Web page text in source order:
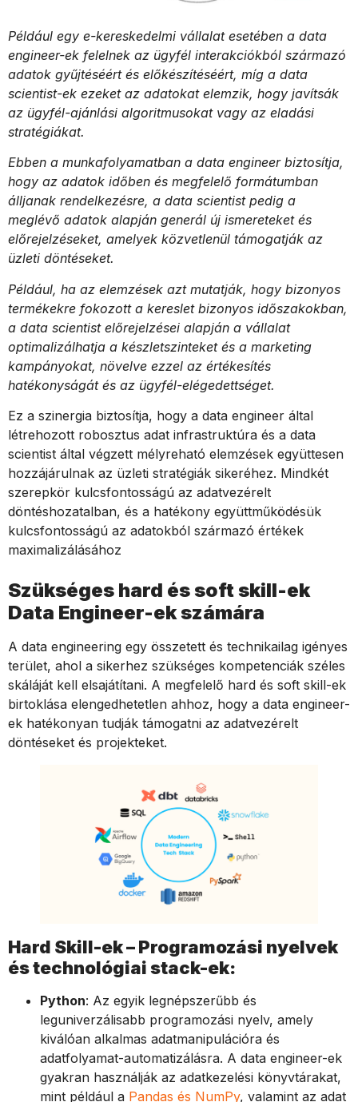
Például egy e-kereskedelmi vállalat esetében a data
engineer-ek felelnek az ügyfél interakciókból származó
adatok gyűjtéséért és előkészítéséért, míg a data
scientist-ek ezeket az adatokat elemzik, hogy javítsák
az ügyfél-ajánlási algoritmusokat vagy az eladási
stratégiákat.
Ebben a munkafolyamatban a data engineer biztosítja,
hogy az adatok időben és megfelelő formátumban
álljanak rendelkezésre, a data scientist pedig a
meglévő adatok alapján generál új ismereteket és
előrejelzéseket, amelyek közvetlenül támogatják az
üzleti döntéseket.
Például, ha az elemzések azt mutatják, hogy bizonyos
termékekre fokozott a kereslet bizonyos időszakokban,
a data scientist előrejelzései alapján a vállalat
optimalizálhatja a készletszinteket és a marketing
kampányokat, növelve ezzel az értékesítés
hatékonyságát és az ügyfél-elégedettséget.
Ez a szinergia biztosítja, hogy a data engineer által
létrehozott robosztus adat infrastruktúra és a data
scientist által végzett mélyreható elemzések együttesen
hozzájárulnak az üzleti stratégiák sikeréhez. Mindkét
szerepkör kulcsfontosságú az adatvezérelt
döntéshozatalban, és a hatékony együttműködésük
kulcsfontosságú az adatokból származó értékek
maximalizálásához
Szükséges hard és soft skill-ek
Data Engineer-ek számára
A data engineering egy összetett és technikailag igényes
terület, ahol a sikerhez szükséges kompetenciák széles
skáláját kell elsajátítani. A megfelelő hard és soft skill-ek
birtoklása elengedhetetlen ahhoz, hogy a data engineer-
ek hatékonyan tudják támogatni az adatvezérelt
döntéseket és projekteket.
Hard Skill-ek – Programozási nyelvek
és technológiai stack-ek:
Python: Az egyik legnépszerűbb és
leguniverzálisabb programozási nyelv, amely
kiválóan alkalmas adatmanipulációra és
adatfolyamat-automatizálásra. A data engineer-ek
gyakran használják az adatkezelési könyvtárakat,
mint például a Pandas és NumPy, valamint az adat